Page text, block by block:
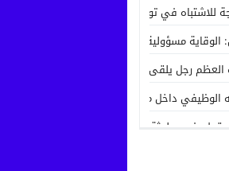
في تورطهما في تزوير شهادات
مسؤولية الجميع
العظم رجل يلقى حتفه بآلة جني الزيتون داخل
داخل منزله بسلا الجديدة
مقطع فيديو لجثة مواطن من مدينة عيون سيدي